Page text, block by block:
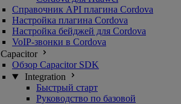
Справочник API плагина Cordova
Настройка плагина Cordova
Настройка бейджей для Cordova
VoIP-звонки в Cordova
Capacitor
Обзор Capacitor SDK
Integration
Быстрый старт
Руководство по базовой